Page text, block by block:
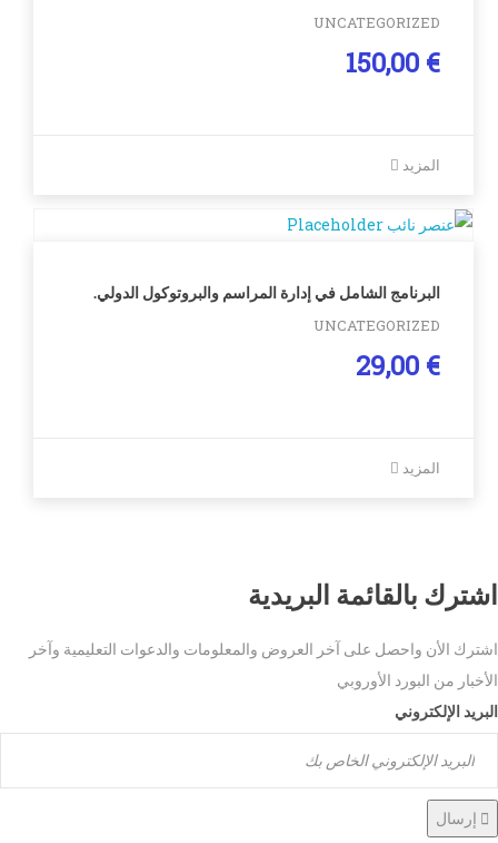
UNCATEGORIZED
€
المزيد
البرنامج الشامل في إدارة المراسم والبروتوكول الدولي.
UNCATEGORIZED
€
المزيد
اشترك بالقائمة البريدية
اشترك الأن واحصل على آخر العروض والمعلومات والدعوات التعليمية وآخر
الأخبار من البورد الأوروبي
البريد الإلكتروني
إرسال